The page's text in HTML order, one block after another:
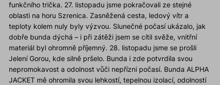
funkčního trička. 27. listopadu jsme pokračovali ze stejné
oblasti na horu Szrenica. Zasněžená cesta, ledový vítr a
teploty kolem nuly byly výzvou. Slunečné počasí ukázalo, jak
dobře bunda dýchá – i při zátěži jsem se cítil svěže, vnitřní
materiál byl ohromně příjemný. 28. listopadu jsme se prošli
Jelení Gorou, kde silně pršelo. Bunda i zde potvrdila svou
nepromokavost a odolnost vůči nepřízni počasí. Bunda ALPHA
JACKET mě ohromila svou lehkostí, tepelnou izolací, odolností